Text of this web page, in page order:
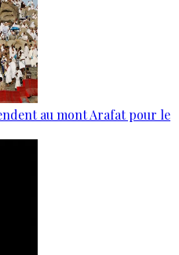
au mont Arafat pour le